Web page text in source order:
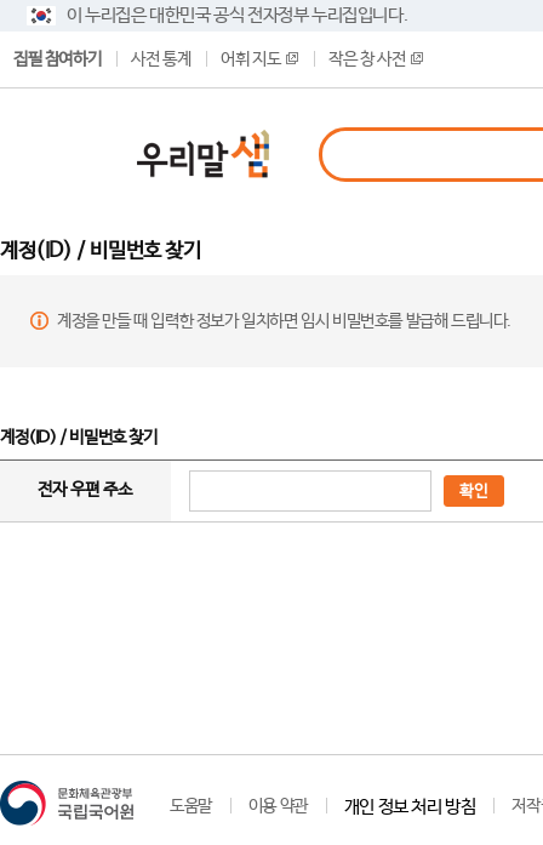
이 누리집은 대한민국 공식 전자정부 누리집입니다.
집필 참여하기 사전 통계 어휘 지도 작은 창 사전
계정(ID) / 비밀번호 찾기
계정을 만들 때 입력한 정보가 일치하면 임시 비밀번호를 발급해 드립니다.
계정(ID) / 비밀번호 찾기
전자 우편 주소 확인
도움말 이용 약관 개인 정보 처리 방침 저